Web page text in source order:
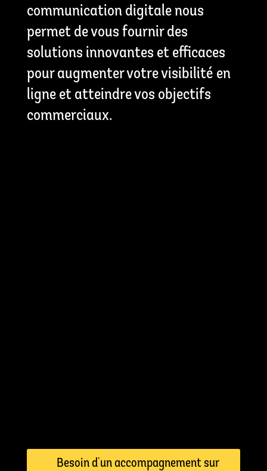
communication digitale nous
permet de vous fournir des
solutions innovantes et efficaces
pour augmenter votre visibilité en
ligne et atteindre vos objectifs
commerciaux.
Besoin d'un accompagnement sur